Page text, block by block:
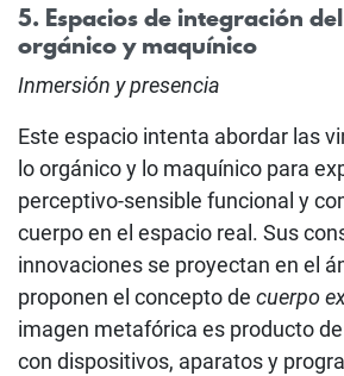
5. Espacios de integración
orgánico y maquínico
Inmersión y presencia
Este espacio intenta abordar las
lo orgánico y lo maquínico para
perceptivo-sensible funcional y
cuerpo en el espacio real. Sus
innovaciones se proyectan en el
proponen el concepto de cuerpo
imagen metafórica es producto
con dispositivos, aparatos y